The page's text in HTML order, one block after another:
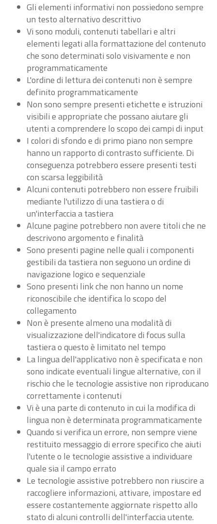
Gli elementi informativi non possiedono sempre
un testo alternativo descrittivo
Vi sono moduli, contenuti tabellari e altri
elementi legati alla formattazione del contenuto
che sono determinati solo visivamente e non
programmaticamente
L'ordine di lettura dei contenuti non è sempre
definito programmaticamente
Non sono sempre presenti etichette e istruzioni
visibili e appropriate che possano aiutare gli
utenti a comprendere lo scopo dei campi di input
I colori di sfondo e di primo piano non sempre
hanno un rapporto di contrasto sufficiente. Di
conseguenza potrebbero essere presenti testi
con scarsa leggibilità
Alcuni contenuti potrebbero non essere fruibili
mediante l'utilizzo di una tastiera o di
un'interfaccia a tastiera
Alcune pagine potrebbero non avere titoli che ne
descrivono argomento e finalità
Sono presenti pagine nelle quali i componenti
gestibili da tastiera non seguono un ordine di
navigazione logico e sequenziale
Sono presenti link che non hanno un nome
riconoscibile che identifica lo scopo del
collegamento
Non è presente almeno una modalità di
visualizzazione dell'indicatore di focus sulla
tastiera o questo è limitato nel tempo
La lingua dell'applicativo non è specificata e non
sono indicate eventuali lingue alternative, con il
rischio che le tecnologie assistive non riproducano
correttamente i contenuti
Vi è una parte di contenuto in cui la modifica di
lingua non è determinata programmaticamente
Quando si verifica un errore, non sempre viene
restituito messaggio di errore specifico che aiuti
l'utente o le tecnologie assistive a individuare
quale sia il campo errato
Le tecnologie assistive potrebbero non riuscire a
raccogliere informazioni, attivare, impostare ed
essere costantemente aggiornate rispetto allo
stato di alcuni controlli dell'interfaccia utente.